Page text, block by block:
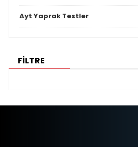
Ayt Yaprak Testler
FİLTRE